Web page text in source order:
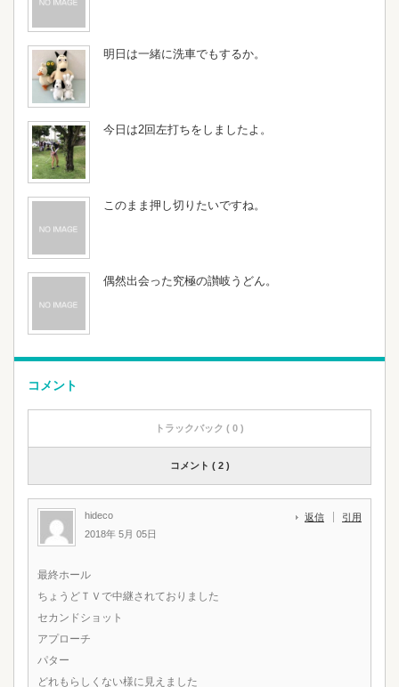
明日は一緒に洗車でもするか。
今日は2回左打ちをしましたよ。
このまま押し切りたいですね。
偶然出会った究極の讃岐うどん。
コメント
トラックバック ( 0 )
コメント ( 2 )
hideco
2018年 5月 05日
返信 引用
最終ホール
ちょうどＴＶで中継されておりました
セカンドショット
アプローチ
パター
どれもらしくない様に見えました